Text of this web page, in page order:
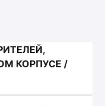
КОРПУСЕ /